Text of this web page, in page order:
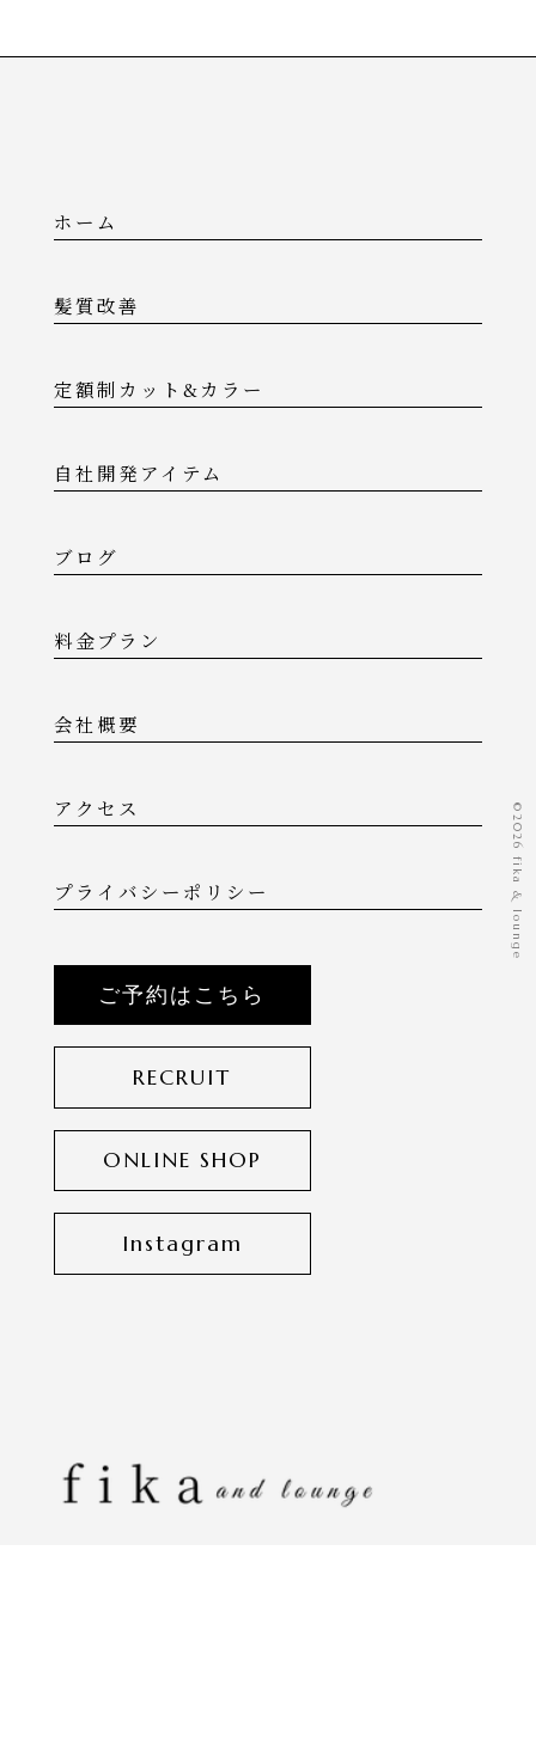
ホーム
髪質改善
定額制カット&カラー
自社開発アイテム
ブログ
料金プラン
会社概要
アクセス
プライバシーポリシー
ご予約はこちら
RECRUIT
ONLINE SHOP
Instagram
©️2026 fika & lounge